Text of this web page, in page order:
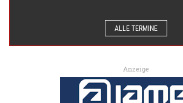
ALLE TERMINE
Anzeige